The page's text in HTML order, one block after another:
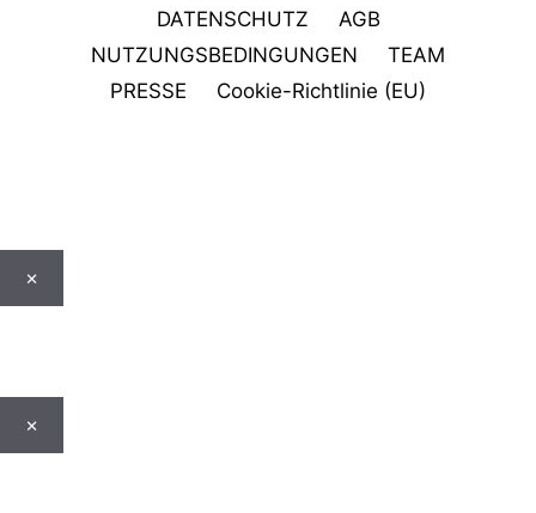
DATENSCHUTZ
AGB
NUTZUNGSBEDINGUNGEN
TEAM
PRESSE
Cookie-Richtlinie (EU)
×
×